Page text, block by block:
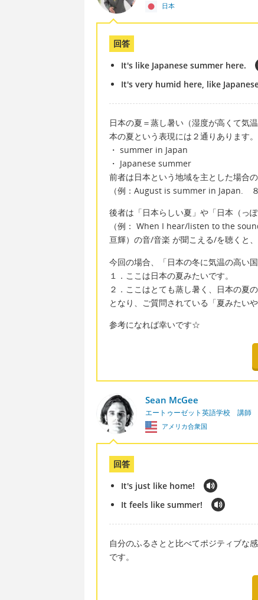
日本
回答
It's like Japanese summer here.
It's very humid here, like
日本の夏＝蒸し暑い（湿度が高くて
本の夏という表現には２通りあります。
・ summer in Japan
・ Japanese summer
前者は日本という地域を主とした場合
（例：August is summer in Japan. ８
後者は「日本らしい夏」や「日本（っ
（例： When I hear/listen to the
亘輝）の音/音楽 が聞こえる/を聴くと、
今回の場合、「日本の冬に気温の高い
１．ここは日本の夏みたいです。
２．ここはとても蒸し暑く、日本の夏の
となり、ご質問されている「夏みたい
参考になれば幸いです☆
Sean McGee
エートゥーゼット英語学校 講師
アメリカ合衆国
回答
It's just like home!
It feels like summer!
自分のふるさとと比べてポジティブな
です。